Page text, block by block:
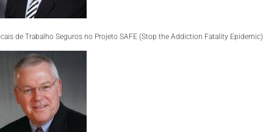
de Trabalho Seguros no Projeto SAFE (Stop the Addiction Fatality Epidemic)